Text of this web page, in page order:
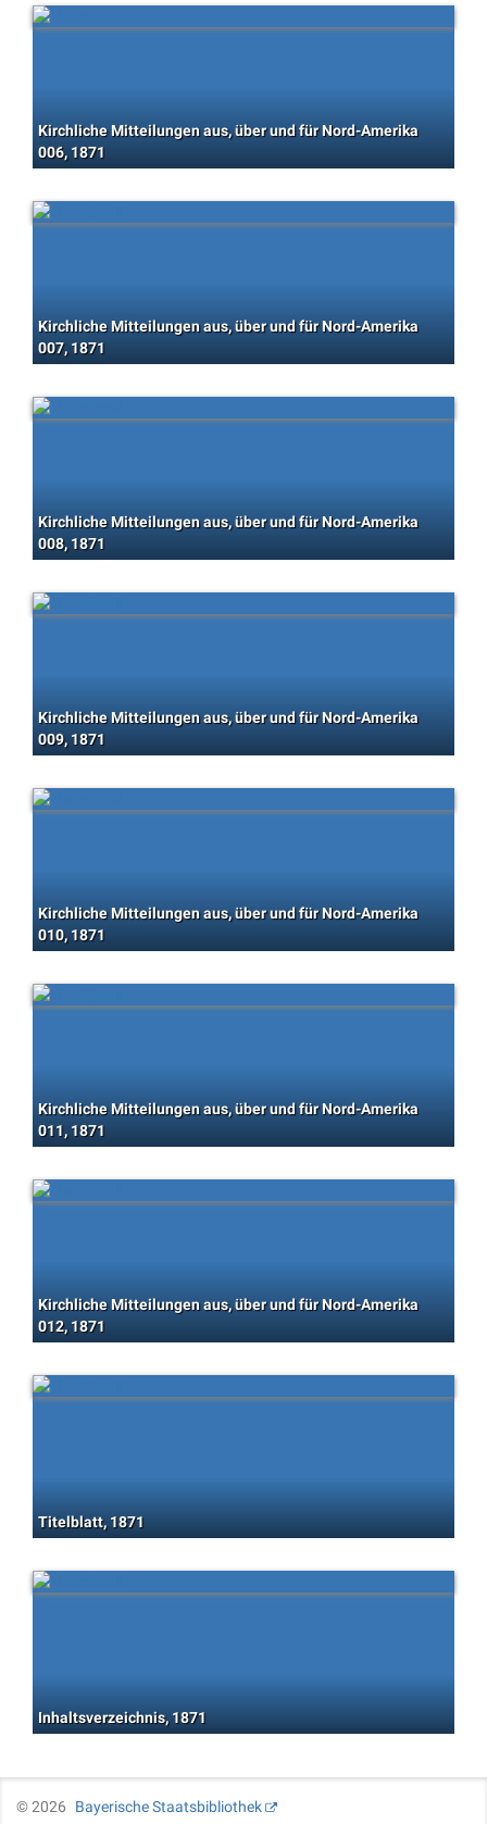
Kirchliche Mitteilungen aus, über und für Nord-Amerika
006, 1871
Kirchliche Mitteilungen aus, über und für Nord-Amerika
007, 1871
Kirchliche Mitteilungen aus, über und für Nord-Amerika
008, 1871
Kirchliche Mitteilungen aus, über und für Nord-Amerika
009, 1871
Kirchliche Mitteilungen aus, über und für Nord-Amerika
010, 1871
Kirchliche Mitteilungen aus, über und für Nord-Amerika
011, 1871
Kirchliche Mitteilungen aus, über und für Nord-Amerika
012, 1871
Titelblatt, 1871
Inhaltsverzeichnis, 1871
©2026 Bayerische Staatsbibliothek